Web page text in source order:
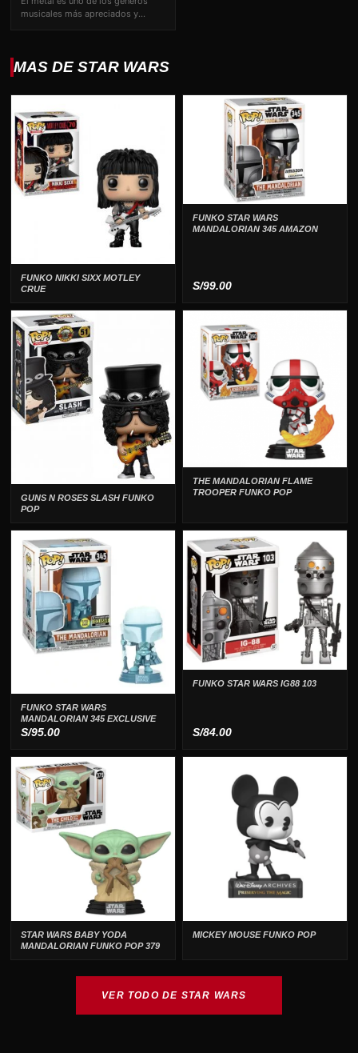
musicales más apreciados y
MAS DE STAR WARS
FUNKO NIKKI SIXX MOTLEY
CRUE
FUNKO STAR WARS
MANDALORIAN 345 AMAZON
S/99.00
GUNS N ROSES SLASH FUNKO
POP
THE MANDALORIAN FLAME
TROOPER FUNKO POP
FUNKO STAR WARS
MANDALORIAN 345 EXCLUSIVE
S/95.00
FUNKO STAR WARS IG88 103
S/84.00
STAR WARS BABY YODA
MANDALORIAN FUNKO POP 379
MICKEY MOUSE FUNKO POP
VER TODO DE STAR WARS